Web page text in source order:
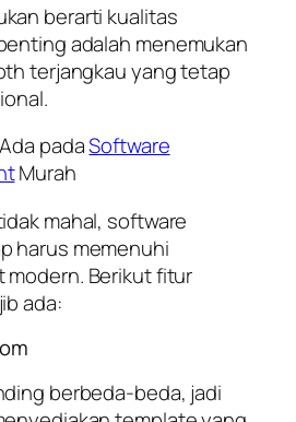
berarti kualitas
adalah menemukan
terjangkau yang tetap
padaSoftware
Murah
mahal, software
harus memenuhi
Berikut fitur
ada:
berbeda-beda, jadi